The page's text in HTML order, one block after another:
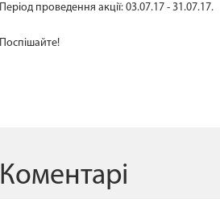
Період проведення акції: 03.07.17 - 31.07.17.
Поспішайте!
Коментарі